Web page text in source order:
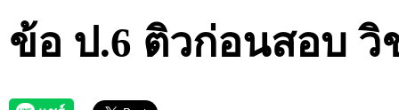
ข้อ ป.6 ติวก่อนสอบ วิ